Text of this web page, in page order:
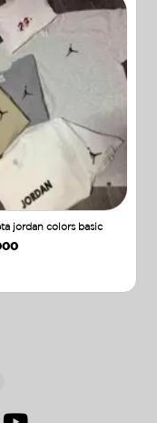
jordan colors basic